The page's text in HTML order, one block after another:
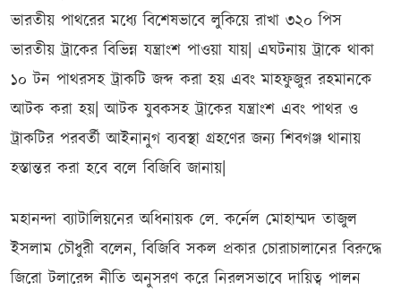
ভারতীয় পাথরের মধ্যে বিশেষভাবে লুকিয়ে রাখা ৩২০ পিস
ভারতীয় ট্রাকের বিভিন্ন যন্ত্রাংশ পাওয়া যায়| এঘটনায় ট্রাকে থাকা
১০ টন পাথরসহ ট্রাকটি জব্দ করা হয় এবং মাহফুজুর রহমানকে
আটক করা হয়| আটক যুবকসহ ট্রাকের যন্ত্রাংশ এবং পাথর ও
ট্রাকটির পরবর্তী আইনানুগ ব্যবস্থা গ্রহণের জন্য শিবগঞ্জ থানায়
হস্তান্তর করা হবে বলে বিজিবি জানায়|
মহানন্দা ব্যাটালিয়নের অধিনায়ক লে. কর্নেল মোহাম্মদ তাজুল
ইসলাম চৌধুরী বলেন, বিজিবি সকল প্রকার চোরাচালানের বিরুদ্ধে
জিরো টলারেন্স নীতি অনুসরণ করে নিরলসভাবে দায়িত্ব পালন